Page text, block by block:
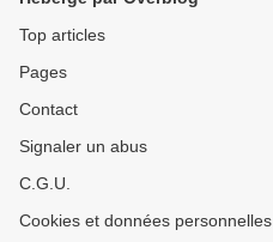
Top articles
Pages
Contact
Signaler un abus
C.G.U.
Cookies et données personnelles